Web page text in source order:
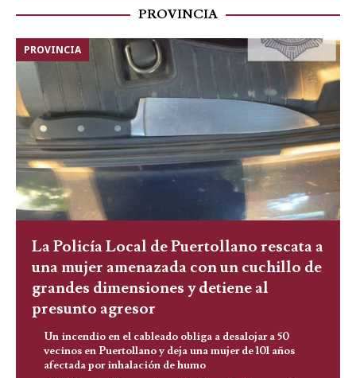
PROVINCIA
PROVINCIA
La Policía Local de Puertollano rescata a
una mujer amenazada con un cuchillo de
grandes dimensiones y detiene al
presunto agresor
Un incendio en el cableado obliga a desalojar a 50
vecinos en Puertollano y deja una mujer de 101 años
afectada por inhalación de humo